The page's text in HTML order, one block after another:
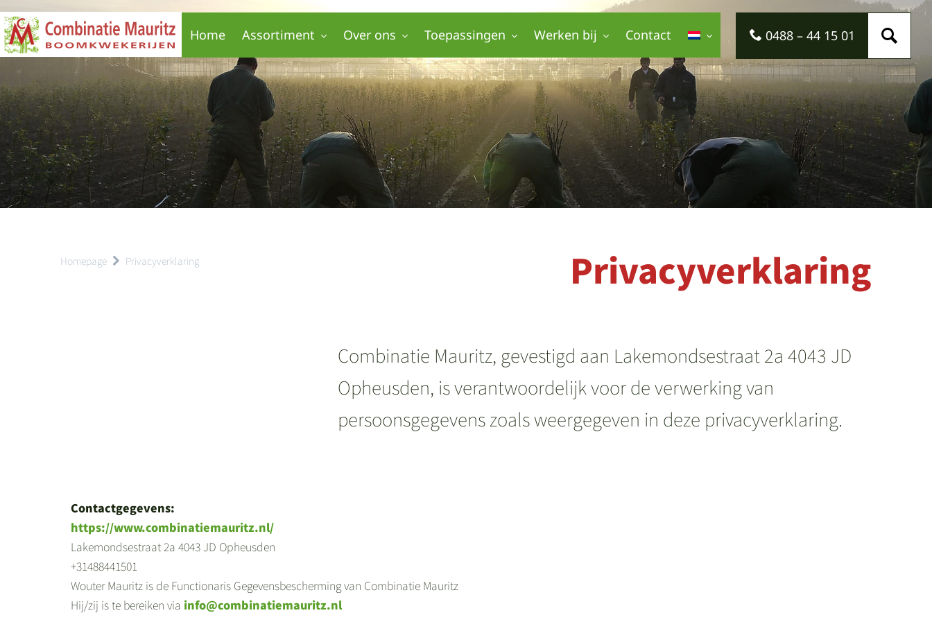
Home Assortiment Over ons Toepassingen Werken bij Contact 0488 – 44 15 01
Homepage Privacyverklaring Privacyverklaring
Combinatie Mauritz, gevestigd aan Lakemondsestraat 2a 4043 JD
Opheusden, is verantwoordelijk voor de verwerking van
persoonsgegevens zoals weergegeven in deze privacyverklaring.
Contactgegevens:
https://www.combinatiemauritz.nl/
Lakemondsestraat 2a 4043 JD Opheusden
+31488441501
Wouter Mauritz is de Functionaris Gegevensbescherming van Combinatie Mauritz
Hij/zij is te bereiken via info@combinatiemauritz.nl